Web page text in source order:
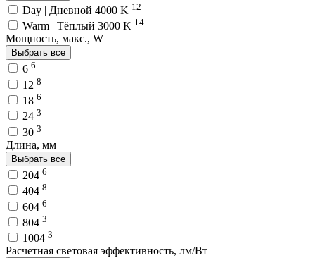
Day | Дневной 4000 K 12
Warm | Тёплый 3000 K 14
Мощность, макс., W
Выбрать все
6 6
12 8
18 6
24 3
30 3
Длина, мм
Выбрать все
204 6
404 8
604 6
804 3
1004 3
Расчетная световая эффективность, лм/Вт